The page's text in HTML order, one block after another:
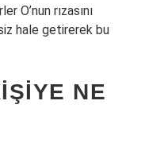
O’nun rızasını
hale getirerek bu
NE